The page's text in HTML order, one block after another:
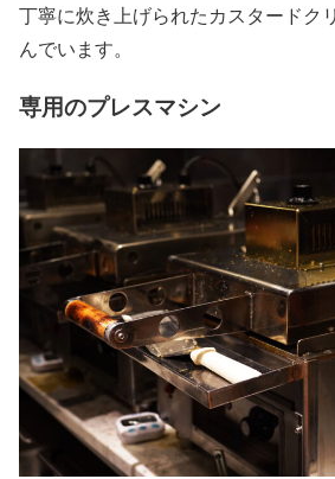
丁寧に炊き上げられたカスタードク
んでいます。
専用のプレスマシン